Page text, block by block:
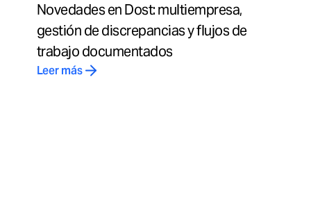
Novedades en Dost: multiempresa,
gestión de discrepancias y flujos de
trabajo documentados
Leer más